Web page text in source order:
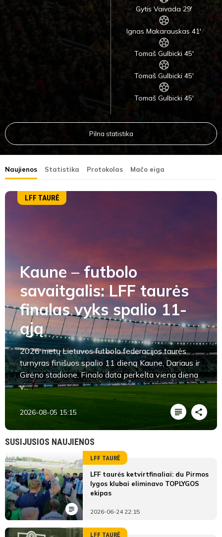
Gytis Vaivada 29'
Ignas Makarauskas 41'
Tomaš Gulbicki 45'
Tomaš Gulbicki 45'
Tomaš Gulbicki 45'
Pilna statistika
Naujienos Statistika Protokolas Mačo eiga
LFF TAURĖ
Kaune – futbolo
savaitgalis: LFF taurės
finalas vyks spalio 11-
ąją
2026 metų Lietuvos futbolo federacijos taurės
turnyras finišuos spalio 11 dieną Kaune, Dariaus ir
Girėno stadione. Finalo data perkelta viena diena
v...
2026-08-05 15:15
SUSIJUSIOS NAUJIENOS
LFF TAURĖ
LFF taurės ketvirtfinaliai: du Pirmos
lygos klubai eliminavo TOPLYGOS
ekipas
2026-06-24 22:15
LFF TAURĖ